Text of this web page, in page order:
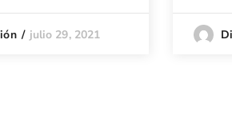
julio 29, 2021